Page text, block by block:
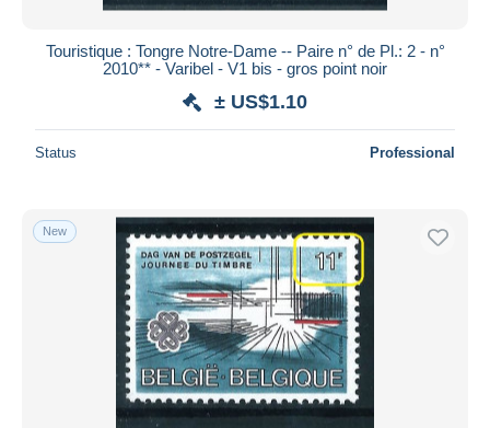
Touristique : Tongre Notre-Dame -- Paire n° de Pl.: 2 - n°
2010** - Varibel - V1 bis - gros point noir
± US$1.10
Status Professional
New